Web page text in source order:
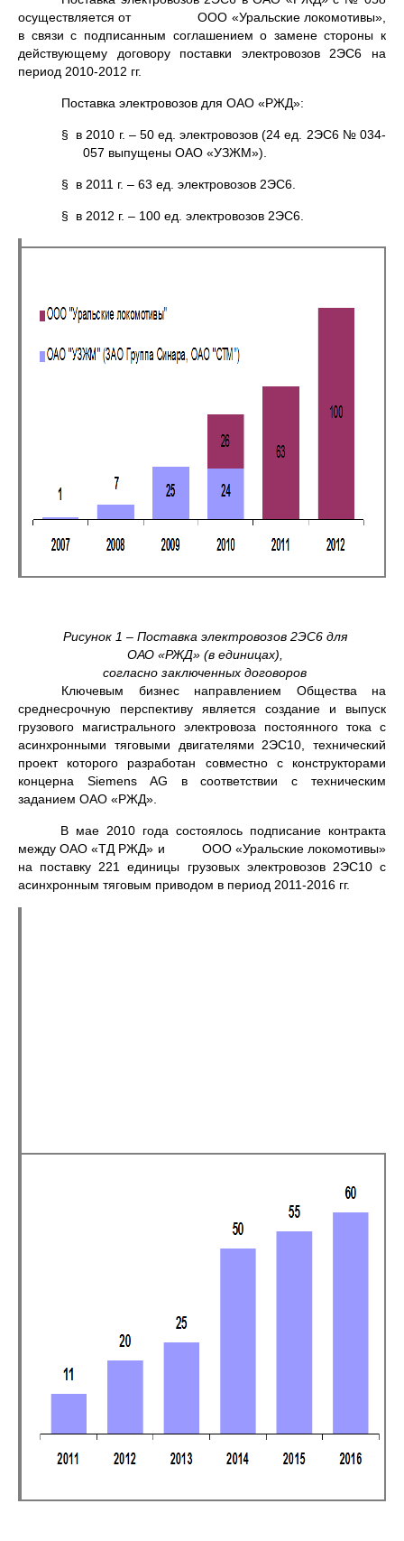
осуществляется от ООО «Уральские локомотивы»,
в связи с подписанным соглашением о замене стороны к
действующему договору поставки электровозов 2ЭС6 на
период 2010-2012 гг.
Поставка электровозов для ОАО «РЖД»:
§ в 2010 г. – 50 ед. электровозов (24 ед. 2ЭС6 № 034-
057 выпущены ОАО «УЗЖМ»).
§ в 2011 г. – 63 ед. электровозов 2ЭС6.
§ в 2012 г. – 100 ед. электровозов 2ЭС6.
Рисунок 1 – Поставка электровозов 2ЭС6 для
ОАО «РЖД» (в единицах),
согласно заключенных договоров
Ключевым бизнес направлением Общества на
среднесрочную перспективу является создание и выпуск
грузового магистрального электровоза постоянного тока с
асинхронными тяговыми двигателями 2ЭС10, технический
проект которого разработан совместно с конструкторами
концерна Siemens AG в соответствии с техническим
заданием ОАО «РЖД».
В мае 2010 года состоялось подписание контракта
между ОАО «ТД РЖД» и ООО «Уральские локомотивы»
на поставку 221 единицы грузовых электровозов 2ЭС10 с
асинхронным тяговым приводом в период 2011-2016 гг.